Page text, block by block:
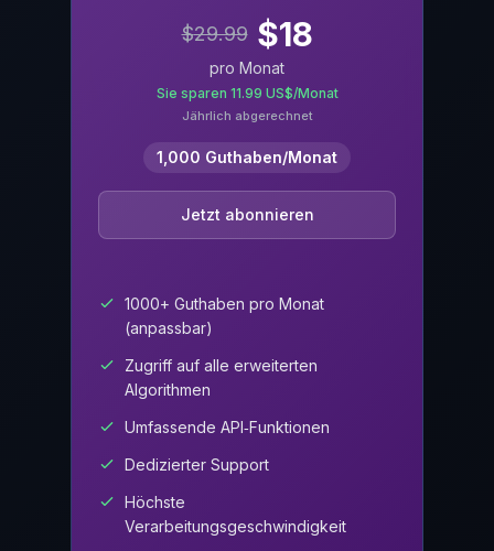
$29.99 $18
pro Monat
Sie sparen 11.99 US$/Monat
Jährlich abgerechnet
1,000 Guthaben/Monat
Jetzt abonnieren
1000+ Guthaben pro Monat
(anpassbar)
Zugriff auf alle erweiterten
Algorithmen
Umfassende API‑Funktionen
Dedizierter Support
Höchste
Verarbeitungsgeschwindigkeit